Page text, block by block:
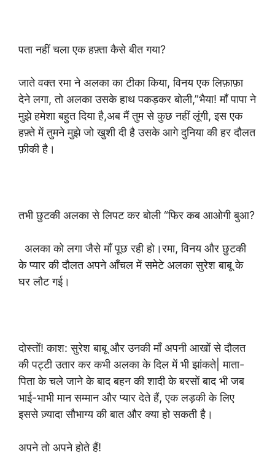
पता नहीं चला एक हफ़्ता कैसे बीत गया?
जाते वक्त रमा ने अलका का टीका किया, विनय एक लिफ़ाफ़ा
देने लगा, तो अलका उसके हाथ पकड़कर बोली,”भैया! माँ पापा ने
मुझे हमेशा बहुत दिया है,अब मैं तुम से कुछ नहीं लूंगी, इस एक
हफ़्ते में तुमने मुझे जो खुशी दी है उसके आगे दुनिया की हर दौलत
फ़ीकी है।
तभी छुटकी अलका से लिपट कर बोली “फिर कब आओगी बुआ?
अलका को लगा जैसे माँ पूछ रही हो।रमा, विनय और छुटकी
के प्यार की दौलत अपने आँचल में समेटे अलका सुरेश बाबू के
घर लौट गई।
दोस्तों! काश: सुरेश बाबू और उनकी माँ अपनी आखों से दौलत
की पट्टी उतार कर कभी अलका के दिल में भी झांकते| माता-
पिता के चले जाने के बाद बहन की शादी के बरसों बाद भी जब
भाई-भाभी मान सम्मान और प्यार देते हैं, एक लड़की के लिए
इससे ज़्यादा सौभाग्य की बात और क्या हो सकती है।
अपने तो अपने होते हैं!